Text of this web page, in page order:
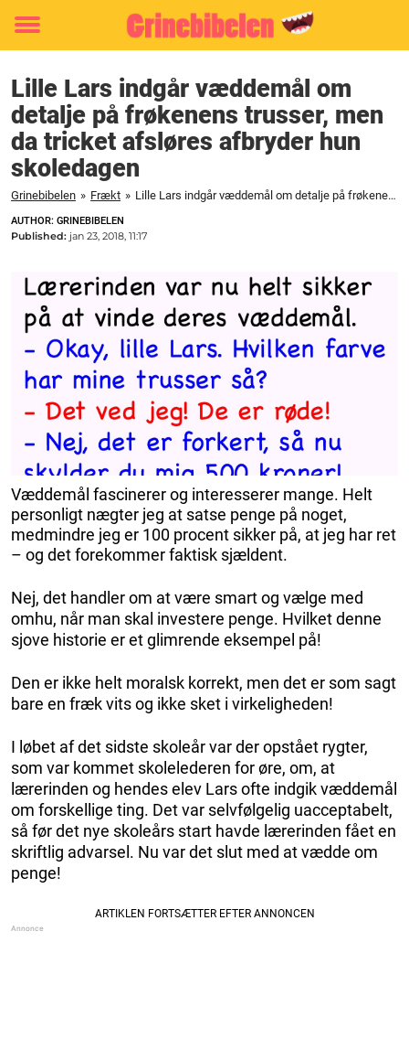
Toggle
Lille Lars indgår væddemål om
detalje på frøkenens trusser, men
da tricket afsløres afbryder hun
skoledagen
Grinebibelen » Frækt » Lille Lars indgår væddemål om detalje på frøkenens trusser, men da tricket afsløres afbryder hun skoledagen
AUTHOR: GRINEBIBELEN
Published: jan 23, 2018, 11:17
Væddemål fascinerer og interesserer mange. Helt
personligt nægter jeg at satse penge på noget,
medmindre jeg er 100 procent sikker på, at jeg har ret
– og det forekommer faktisk sjældent.
Nej, det handler om at være smart og vælge med
omhu, når man skal investere penge. Hvilket denne
sjove historie er et glimrende eksempel på!
Den er ikke helt moralsk korrekt, men det er som sagt
bare en fræk vits og ikke sket i virkeligheden!
I løbet af det sidste skoleår var der opstået rygter,
som var kommet skolelederen for øre, om, at
lærerinden og hendes elev Lars ofte indgik væddemål
om forskellige ting. Det var selvfølgelig uacceptabelt,
så før det nye skoleårs start havde lærerinden fået en
skriftlig advarsel. Nu var det slut med at vædde om
penge!